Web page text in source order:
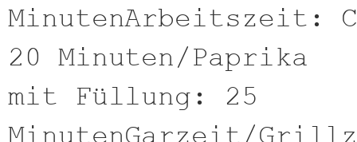
MinutenArbeitszeit:
20 Minuten/Paprika
mit Füllung: 25